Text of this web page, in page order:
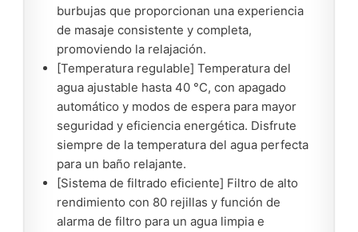
burbujas que proporcionan una experiencia
de masaje consistente y completa,
promoviendo la relajación.
[Temperatura regulable] Temperatura del
agua ajustable hasta 40 °C, con apagado
automático y modos de espera para mayor
seguridad y eficiencia energética. Disfrute
siempre de la temperatura del agua perfecta
para un baño relajante.
[Sistema de filtrado eficiente] Filtro de alto
rendimiento con 80 rejillas y función de
alarma de filtro para un agua limpia e